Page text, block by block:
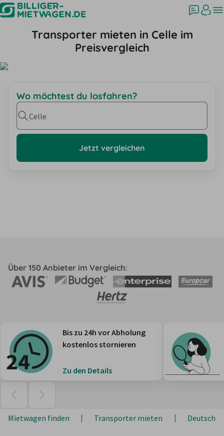
Transporter mieten in Celle im
Preisvergleich
Wo möchtest du losfahren?
Celle
Jetzt vergleichen
Über 150 Anbieter im Vergleich:
Bis zu 24h vor Abholung
kostenlos stornieren
Zu den Details
Mietwagen finden Transporter mieten